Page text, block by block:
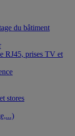
du bâtiment
RJ45, prises TV et
stores